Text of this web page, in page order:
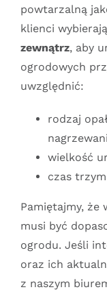
powtarzalną
klienci
zewnątrz, aby
ogrodowych
uwzględnić:
rodzaj
wielkość
czas
Pamiętajmy, że
musi być
ogrodu. Jeśli
oraz ich
z naszym